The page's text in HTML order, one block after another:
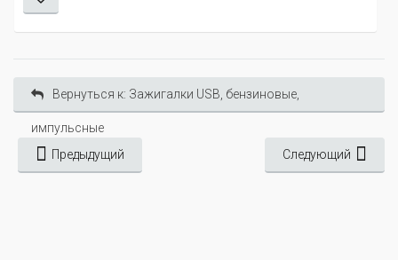
Вернуться к: Зажигалки USB, бензиновые,
импульсные
Предыдущий
Следующий